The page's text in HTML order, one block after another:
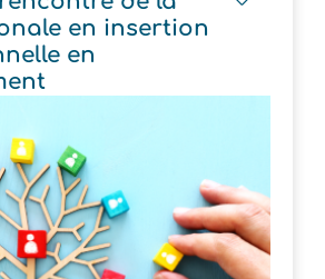
en insertion
en